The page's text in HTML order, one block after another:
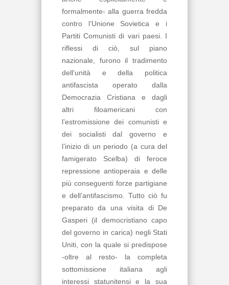
formalmente- alla guerra fredda
contro l’Unione Sovietica e i
Partiti Comunisti di vari paesi. I
riflessi di ciò, sul piano
nazionale, furono il tradimento
dell’unità e della politica
antifascista operato dalla
Democrazia Cristiana e dagli
altri filoamericani con
l’estromissione dei comunisti e
dei socialisti dal governo e
l’inizio di un periodo (a cura del
famigerato Scelba) di feroce
repressione antioperaia e delle
più conseguenti forze partigiane
e dell’antifascismo. Tutto ciò fu
preparato da una visita di De
Gasperi (il democristiano capo
del governo in carica) negli Stati
Uniti, con la quale si predispose
-oltre al resto- la completa
sottomissione italiana agli
interessi statunitensi e la sua